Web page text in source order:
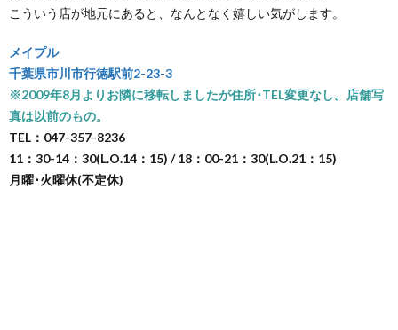
こういう店が地元にあると、なんとなく嬉しい気がします。
メイプル
千葉県市川市行徳駅前2-23-3
※2009年8月よりお隣に移転しましたが住所･TEL変更なし。店舗写
真は以前のもの。
TEL：047-357-8236
11：30-14：30(L.O.14：15) / 18：00-21：30(L.O.21：15)
月曜･火曜休(不定休)